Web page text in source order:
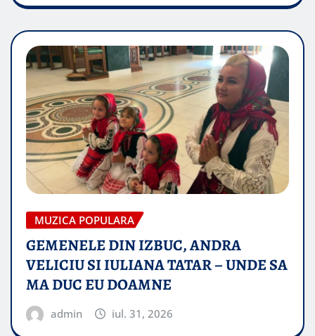
MUZICA POPULARA
GEMENELE DIN IZBUC, ANDRA
VELICIU SI IULIANA TATAR – UNDE SA
MA DUC EU DOAMNE
admin iul. 31, 2026